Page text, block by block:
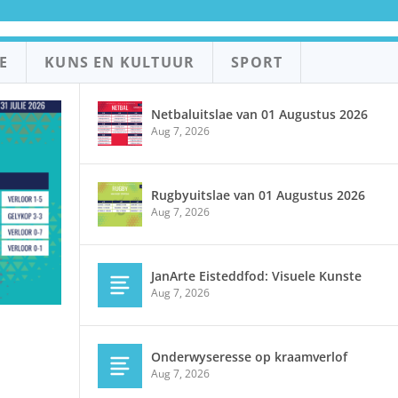
KUNS EN KULTUUR SPORT
Netbaluitslae van 01 Augustus 2026
Aug 7, 2026
Rugbyuitslae van 01 Augustus 2026
Aug 7, 2026
JanArte Eisteddfod: Visuele Kunste
Aug 7, 2026
Onderwyseresse op kraamverlof
Aug 7, 2026